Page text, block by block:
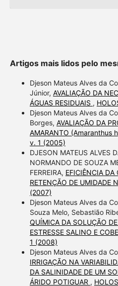
Artigos mais lidos pelo
Djeson Mateus Alves da
Júnior, AVALIAÇÃO DA
ÁGUAS RESIDUAIS ,
Djeson Mateus Alves da
Borges, AVALIAÇÃO DA
AMARANTO (Amaranthus
v. 1 (2005)
DJESON MATEUS ALVES
NORMANDO DE SOUZA
FERREIRA, EFICIÊNCIA DA
RETENÇÃO DE UMIDADE
(2007)
Djeson Mateus Alves da
Souza Melo, Sebastião
QUÍMICA DA SOLUÇÃO
ESTRESSE SALINO E
1 (2008)
Djeson Mateus Alves da
IRRIGAÇÃO NA
DA SALINIDADE DE UM
ÁRIDO POTIGUAR ,